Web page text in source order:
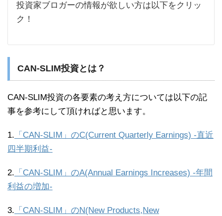
投資家ブロガーの情報が欲しい方は以下をクリッ
ク！
CAN-SLIM投資とは？
CAN-SLIM投資の各要素の考え方については以下の記
事を参考にして頂ければと思います。
1. 「CAN-SLIM」のC(Current Quarterly Earnings) -直近
四半期利益-
2. 「CAN-SLIM」のA(Annual Earnings Increases) -年間
利益の増加-
3. 「CAN-SLIM」のN(New Products,New